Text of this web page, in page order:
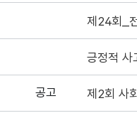
제24회_
긍정적 사
공고 제2회 사